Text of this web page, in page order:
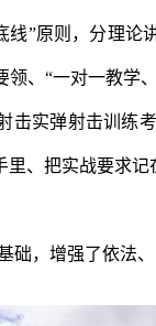
”原则，分理
、“一对一教
实弹射击训
、把实战要求
，增强了依法